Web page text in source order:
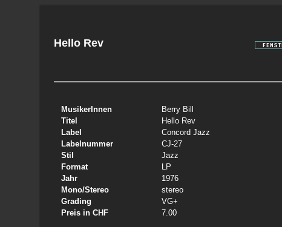
Hello Rev
MusikerInnen
Berry Bill
Titel
Hello Rev
Label
Concord Jazz
Labelnummer
CJ-27
Stil
Jazz
Format
LP
Jahr
1976
Mono/Stereo
stereo
Grading
VG+
Preis in CHF
7.00